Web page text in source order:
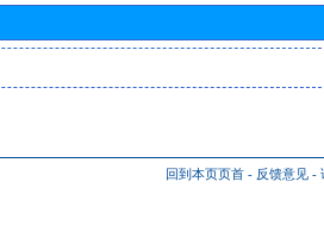
回到本页页首 - 反馈意见 -